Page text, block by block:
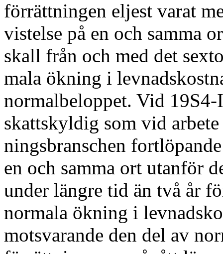
förrättningen el­jest varat
vistelse på en och samma
skall från och med det
mala ökning i
normalbe­loppet. Vid
skattskyldig som vid
ningsbranschen
en och sam­ma ort utanför
under längre tid än två år
normala ökning i
motsvarande den del av